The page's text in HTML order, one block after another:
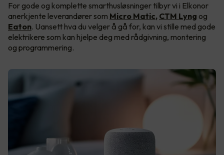
For gode og komplette smarthusløsninger tilbyr vi i Elkonor
anerkjente leverandører som Micro Matic, CTM Lyng og
Eaton. Uansett hva du velger å gå for, kan vi stille med gode
elektrikere som kan hjelpe deg med rådgivning, montering
og programmering.